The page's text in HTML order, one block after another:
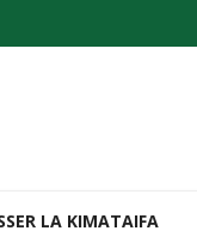
LA KIMATAIFA